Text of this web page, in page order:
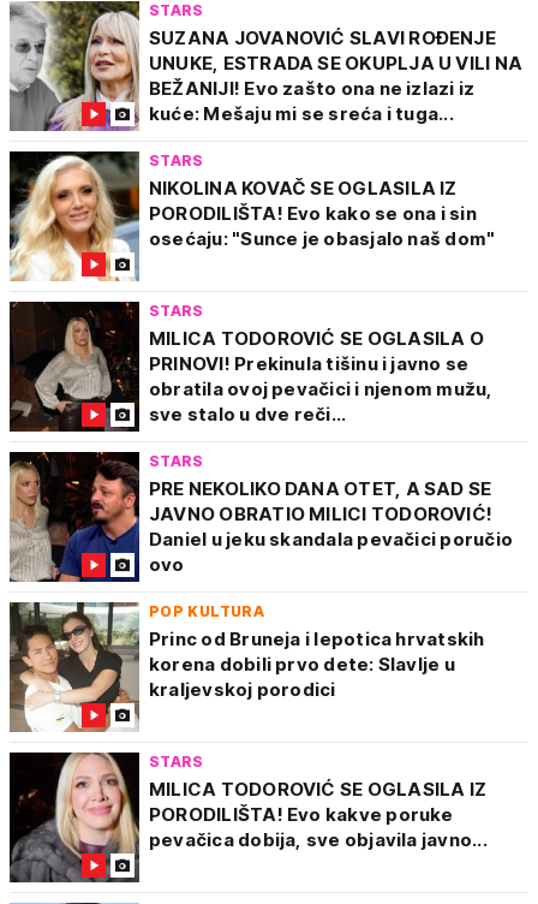
STARS
SUZANA JOVANOVIĆ SLAVI ROĐENJE
UNUKE, ESTRADA SE OKUPLJA U VILI NA
BEŽANIJI! Evo zašto ona ne izlazi iz
kuće: Mešaju mi se sreća i tuga...
STARS
NIKOLINA KOVAČ SE OGLASILA IZ
PORODILIŠTA! Evo kako se ona i sin
osećaju: "Sunce je obasjalo naš dom"
STARS
MILICA TODOROVIĆ SE OGLASILA O
PRINOVI! Prekinula tišinu i javno se
obratila ovoj pevačici i njenom mužu,
sve stalo u dve reči...
STARS
PRE NEKOLIKO DANA OTET, A SAD SE
JAVNO OBRATIO MILICI TODOROVIĆ!
Daniel u jeku skandala pevačici poručio
ovo
POP KULTURA
Princ od Bruneja i lepotica hrvatskih
korena dobili prvo dete: Slavlje u
kraljevskoj porodici
STARS
MILICA TODOROVIĆ SE OGLASILA IZ
PORODILIŠTA! Evo kakve poruke
pevačica dobija, sve objavila javno...